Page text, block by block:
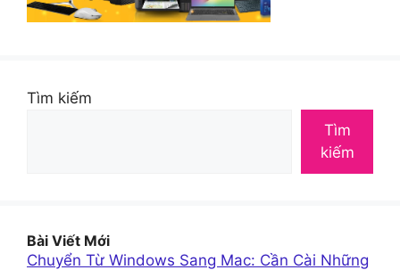
Tìm kiếm
Tìm
kiếm
Bài Viết Mới
Chuyển Từ Windows Sang Mac: Cần Cài Những